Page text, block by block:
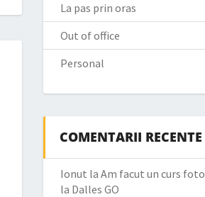
La pas prin oras
Out of office
Personal
COMENTARII RECENTE
Ionut la Am facut un curs foto
la Dalles GO